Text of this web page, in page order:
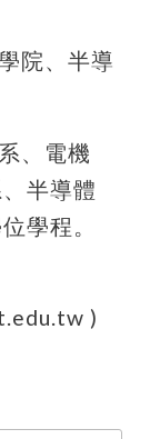
院、半導
、電機
半導體
學程。
)